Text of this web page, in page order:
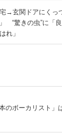
→玄関ドアにく
“驚きの虫”に「
れ」
のボーカリスト」